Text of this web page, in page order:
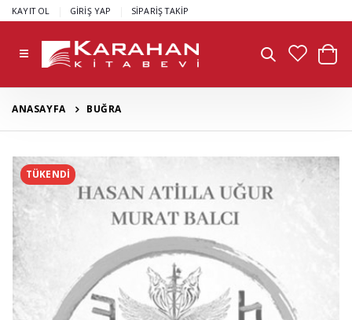
KAYIT OL GİRİŞ YAP SİPARİŞ TAKİP
ANASAYFA BUĞRA
TÜKENDİ